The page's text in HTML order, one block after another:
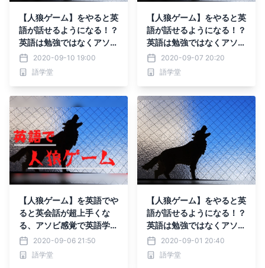
【人狼ゲーム】をやると英
語が話せるようになる！？
英語は勉強ではなくアソビ
で上達する！
2020-09-10 19:00
語学堂
【人狼ゲーム】をやると英
語が話せるようになる！？
英語は勉強ではなくアソビ
で上達する！
2020-09-07 20:20
語学堂
【人狼ゲーム】を英語でや
ると英会話が超上手くな
る、アソビ感覚で英語学
習 ＃新英語学習方法
2020-09-06 21:50
語学堂
【人狼ゲーム】をやると英
語が話せるようになる！？
英語は勉強ではなくアソビ
で上達する！
2020-09-01 20:40
語学堂